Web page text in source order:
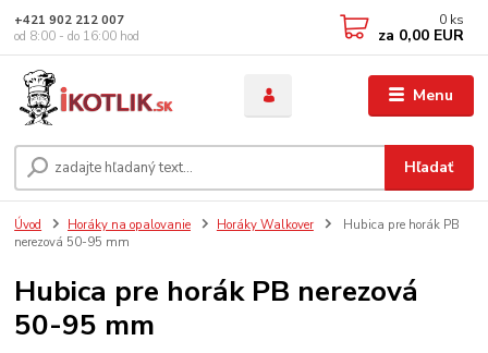
Menu
Hľadať
+421 902 212 007
od 8:00 - do 16:00 hod
0 ks
za 0,00 EUR
Úvod Horáky na opalovanie Horáky Walkover
Hubica pre horák PB
nerezová 50-95 mm
Hubica pre horák PB nerezová
50-95 mm